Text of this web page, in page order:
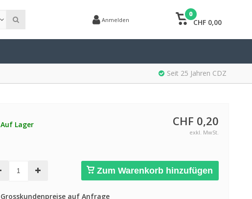
Anmelden
0
CHF 0,00
Seit 25 Jahren CDZ
Auf Lager CHF 0,20
exkl. MwSt.
Zum Warenkorb hinzufügen
Grosskundenpreise auf Anfrage